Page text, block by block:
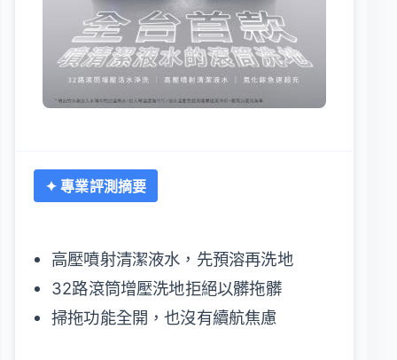
✦ 專業評測摘要
高壓噴射清潔液水，先預溶再洗地
32路滾筒增壓洗地拒絕以髒拖髒
掃拖功能全開，也沒有續航焦慮